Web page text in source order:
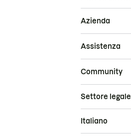
Azienda
Assistenza
Community
Settore legale
Italiano